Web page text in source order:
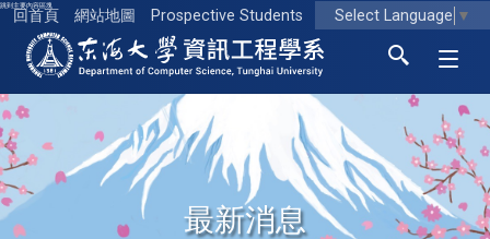
跳到主要內容區塊
回首頁 網站地圖 Prospective Students Select Language ▼
東海大學logo
最新消息